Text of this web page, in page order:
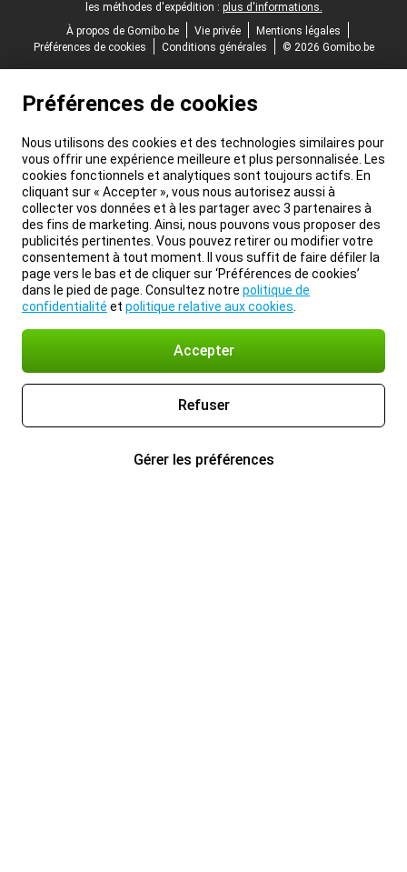
les méthodes d'expédition : plus d'informations.
À propos de Gomibo.be
Vie privée
Mentions légales
Préférences de cookies
Conditions générales © 2026 Gomibo.be
Préférences de cookies
Nous utilisons des cookies et des technologies similaires pour
vous offrir une expérience meilleure et plus personnalisée. Les
cookies fonctionnels et analytiques sont toujours actifs. En
cliquant sur « Accepter », vous nous autorisez aussi à
collecter vos données et à les partager avec 3 partenaires à
des fins de marketing. Ainsi, nous pouvons vous proposer des
publicités pertinentes. Vous pouvez retirer ou modifier votre
consentement à tout moment. Il vous suffit de faire défiler la
page vers le bas et de cliquer sur ‘Préférences de cookies’
dans le pied de page. Consultez notre politique de
confidentialité et politique relative aux cookies
Accepter
Refuser
Gérer les préférences